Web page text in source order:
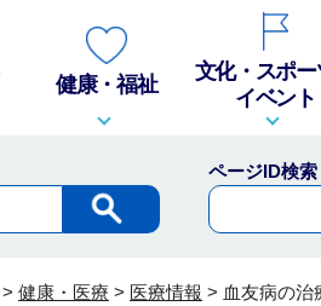
健康・福祉
文化・スポー
イベント
ページID検索
> 健康・医療 > 医療情報 > 血友病の治